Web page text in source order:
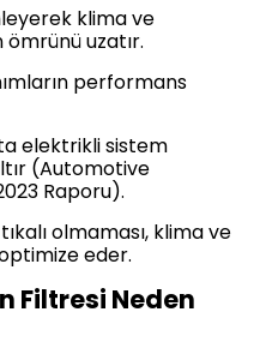
klima ve
uzatır.
performans
elektrikli sistem
(Automotive
Raporu).
olmaması, klima ve
optimize eder.
Filtresi Neden